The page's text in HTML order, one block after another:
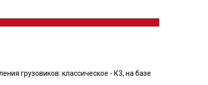
грузовиков: классическое - К3, на базе